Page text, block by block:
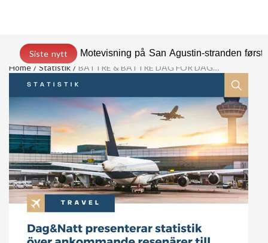
Siste nytt
Motevisning på San Agustin-stranden
Home
Statistik BÄTTRE & BÄTTRE DAG FÖR DAG…